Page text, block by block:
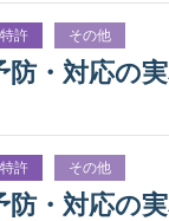
許 その他
・対応の
許 その他
・対応の